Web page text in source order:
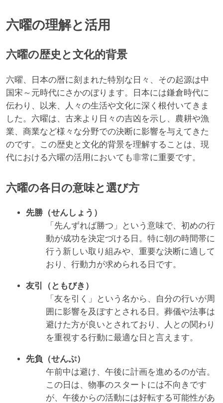
六曜の理解と活用
六曜の歴史と文化的背景
六曜、日本の暦に刻まれた特別な日々、その起源は中
国宋～元時代にさかのぼります。日本には鎌倉時代に
伝わり、以来、人々の生活や文化に深く根付いてきま
した。六曜は、古来より日々の吉凶を示し、農耕や漁
業、商業など様々な分野での決断に影響を与えてきた
のです。この歴史と文化的背景を理解することは、現
代における六曜の活用においても非常に重要です。
六曜の各日の意味と選び方
先勝（せんしょう）
「先んずれば勝つ」という意味で、初めの行
動が成功を決定づける日。特に朝の時間帯に
行う新しい取り組みや、重要な決断に適して
おり、行動力が求められる日です。
友引（ともびき）
「友を引く」という名から、自分の行いが周
囲に影響を及ぼすとされる日。葬儀や法事は
避けた方が良いとされており、人との関わり
を重視する行動に最適な日と言えます。
先負（せんぷ）
午前中は避け、午後に計画を進めるのが吉。
この日は、物事のスタートには不向きです
が、午後からの活動には好転する可能性があ